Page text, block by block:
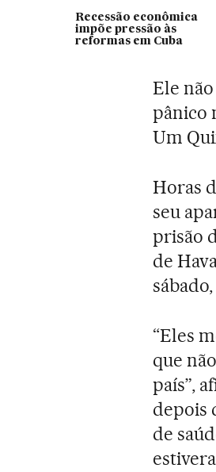
Recessão econômica
impõe pressão às
reformas em Cuba
Ele
pânico
Um
Horas
seu
prisão
de
“Eles
que
país”,
depois
de